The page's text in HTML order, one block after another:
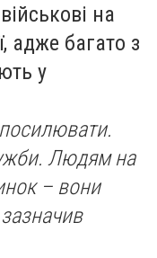
на
адже багато з
у
Людям на
– вони